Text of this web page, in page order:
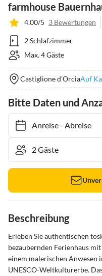
farmhouse
4.00/5 3 Bewertungen
2 Schlafzimmer
Max. 4 Gäste
Castiglione d'OrciaAuf
Bitte Daten und
Anreise- Abreise
Beschreibung
Erleben Sie authentischen
bezaubernden Ferienhaus
einem malerischen Anwesen
UNESCO-Weltkulturerbe.